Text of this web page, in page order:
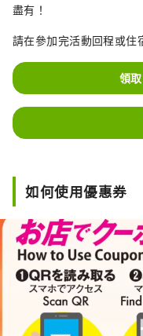
盡有！
請在參加完活動回程或住
領
如何使用優惠券